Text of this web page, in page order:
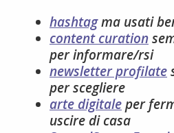
hashtagma usati
content curation
per informare/rsi
newsletter profilate
per scegliere
arte digitaleper
uscire di casa